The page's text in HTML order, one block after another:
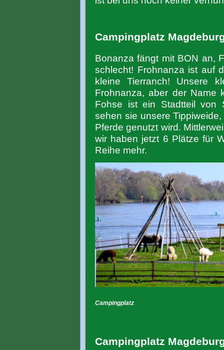
Campingplatz
Bonanza fängt mit BON an,
schlecht! Frohnanza ist auf
kleine Tierranch! Unsere
Frohnanza, aber der Name
Fohse ist ein Stadtteil von
sehen sie unsere
Pferde genutzt wird.
wir haben jetzt 6 Plätze für
Reihe mehr.
Campingplatz
Campingplatz